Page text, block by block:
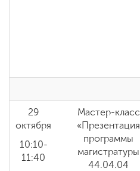
29
октября
10:10-
11:40
Мастер-класс
«Презентация
программы
магистратуры
44.04.04